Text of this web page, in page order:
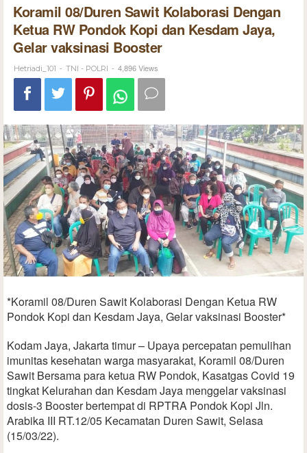
Koramil 08/Duren Sawit Kolaborasi Dengan
Ketua RW Pondok Kopi dan Kesdam Jaya,
Gelar vaksinasi Booster
Hetriadi_101 - TNI - POLRI - 4,896 Views
*Koramil 08/Duren Sawit Kolaborasi Dengan Ketua RW
Pondok Kopi dan Kesdam Jaya, Gelar vaksinasi Booster*
Kodam Jaya, Jakarta timur – Upaya percepatan pemulihan
imunitas kesehatan warga masyarakat, Koramil 08/Duren
Sawit Bersama para ketua RW Pondok, Kasatgas Covid 19
tingkat Kelurahan dan Kesdam Jaya menggelar vaksinasi
dosis-3 Booster bertempat di RPTRA Pondok Kopi Jln.
Arabika III RT.12/05 Kecamatan Duren Sawit, Selasa
(15/03/22).